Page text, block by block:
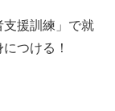
援訓練」で就
つける！